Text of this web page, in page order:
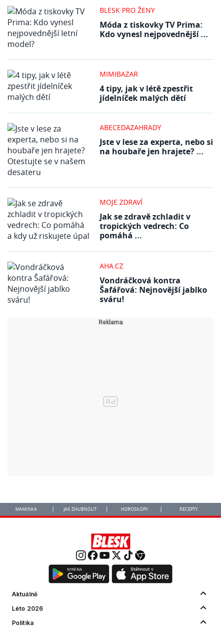
BLESK PRO ŽENY
Móda z tiskovky TV Prima:
Kdo vynesl nejpovednější ...
MIMIBAZAR
4 tipy, jak v létě zpestřit
jídelníček malých dětí
ABECEDAZAHRADY
Jste v lese za experta, nebo si
na houbaře jen hrajete? ...
MOJE ZDRAVÍ
Jak se zdravě zchladit v
tropických vedrech: Co
pomáhá ...
AHA.CZ
Vondráčková kontra
Šafářová: Nejnovější jablko
sváru!
MAMINKA JAK ZHUBNOUT HOROSKOPY RECEPTY
Aktuálně
Léto 2026
Politika